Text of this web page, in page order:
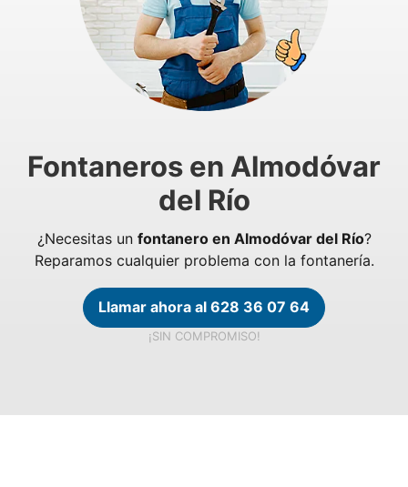
Fontaneros en Almodóvar
del Río
¿Necesitas un fontanero en Almodóvar del Río?
Reparamos cualquier problema con la fontanería.
Llamar ahora al 628 36 07 64
¡SIN COMPROMISO!